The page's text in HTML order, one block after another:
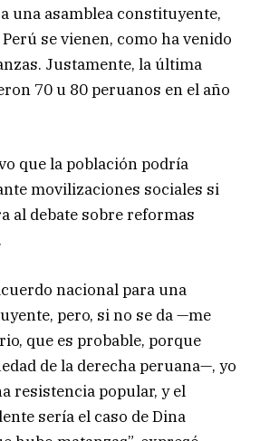
una asamblea constituyente,
se vienen, como ha venido
Justamente, la última
70 u 80 peruanos en el año
que la población podría
movilizaciones sociales si
al debate sobre reformas
nacional para una
pero, si no se da —me
que es probable, porque
de la derecha peruana—, yo
resistencia popular, y el
sería el caso de Dina